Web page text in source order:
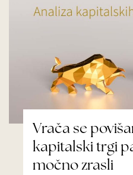
Vrača se
kapitalski trgi
močno zrasli